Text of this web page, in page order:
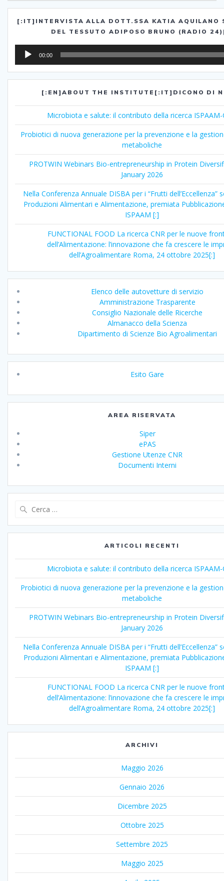
[:IT]INTERVISTA ALLA DOTT.SSA KATIA AQUILANO
DEL TESSUTO ADIPOSO BRUNO (RADIO
Player
00:00
[:EN]ABOUT THE INSTITUTE[:IT]DICONO DI
Microbiota e salute: il contributo della ricerca ISPAAM-
Probiotici di nuova generazione per la prevenzione e la
metaboliche
PROTWIN Webinars Bio-entrepreneurship in Protein
January 2026
Nella Conferenza Annuale DISBA per i “Frutti dell’Eccellenza”
Produzioni Alimentari e Alimentazione, premiata
ISPAAM [:]
FUNCTIONAL FOOD La ricerca CNR per le nuove
dell’Alimentazione: l’innovazione che fa crescere le
dell’Agroalimentare Roma, 24 ottobre 2025[:]
Elenco delle autovetture di servizio
Amministrazione Trasparente
Consiglio Nazionale delle Ricerche
Almanacco della Scienza
Dipartimento di Scienze Bio Agroalimentari
Esito Gare
AREA RISERVATA
Siper
ePAS
Gestione Utenze CNR
Documenti Interni
ARTICOLI RECENTI
Microbiota e salute: il contributo della ricerca ISPAAM-
Probiotici di nuova generazione per la prevenzione e la
metaboliche
PROTWIN Webinars Bio-entrepreneurship in Protein
January 2026
Nella Conferenza Annuale DISBA per i “Frutti dell’Eccellenza”
Produzioni Alimentari e Alimentazione, premiata
ISPAAM [:]
FUNCTIONAL FOOD La ricerca CNR per le nuove
dell’Alimentazione: l’innovazione che fa crescere le
dell’Agroalimentare Roma, 24 ottobre 2025[:]
ARCHIVI
Maggio 2026
Gennaio 2026
Dicembre 2025
Ottobre 2025
Settembre 2025
Maggio 2025